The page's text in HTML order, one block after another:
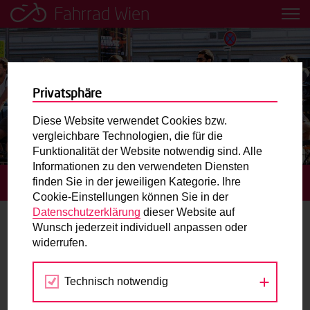
Fahrrad Wien
Leih dir einfach ein Transportfahrrad in deiner Nähe aus!
Mobilitätsbildung für Kinder und
Jugendliche
Radweg-Projektkarte
Routenplaner
Mit dem Fahrrad in Wien unterwegs? Hier finden Sie die
beste Route.
Wunschbox
Sie haben ein Anliegen zum Radverkehr? Schreiben Sie
STARTSEITE BLOG REKORDJAHR FÜR CITYBIKE WIEN
Rekordjahr für Citybike Wien
04.02.2013
Fakten
Radinfrastruktur,
Kathrin
Figerl
Privatsphäre
Diese Website verwendet Cookies bzw.
vergleichbare Technologien, die für die
Funktionalität der Website notwendig sind. Alle
Informationen zu den verwendeten Diensten
finden Sie in der jeweiligen Kategorie. Ihre
Cookie-Einstellungen können Sie in der
Datenschutzerklärung dieser Website auf
Wunsch jederzeit individuell anpassen oder
widerrufen.
Technisch notwendig